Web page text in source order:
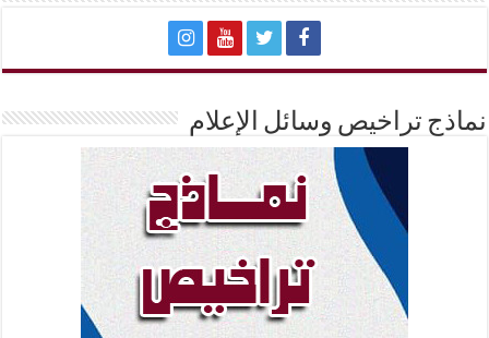
نماذج تراخيص وسائل الإعلام